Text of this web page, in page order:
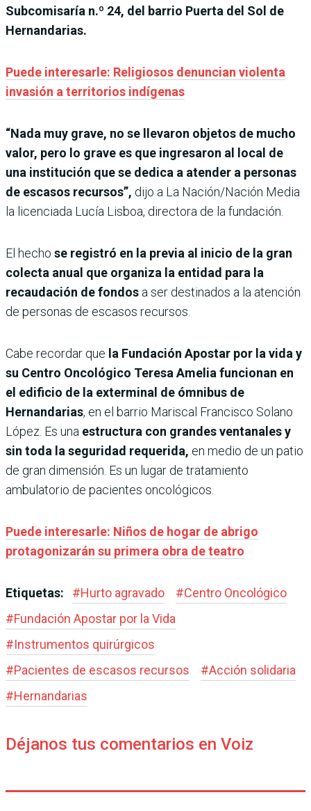
Subcomisaría n.º 24, del barrio Puerta del Sol de
Hernandarias.
Puede interesarle: Religiosos denuncian violenta
invasión a territorios indígenas
“Nada muy grave, no se llevaron objetos de mucho
valor, pero lo grave es que ingresaron al local de
una institución que se dedica a atender a personas
de escasos recursos”, dijo a La Nación/Nación Media
la licenciada Lucía Lisboa, directora de la fundación.
El hecho se registró en la previa al inicio de la gran
colecta anual que organiza la entidad para la
recaudación de fondos a ser destinados a la atención
de personas de escasos recursos.
Cabe recordar que la Fundación Apostar por la vida y
su Centro Oncológico Teresa Amelia funcionan en
el edificio de la exterminal de ómnibus de
Hernandarias, en el barrio Mariscal Francisco Solano
López. Es una estructura con grandes ventanales y
sin toda la seguridad requerida, en medio de un patio
de gran dimensión. Es un lugar de tratamiento
ambulatorio de pacientes oncológicos.
Puede interesarle: Niños de hogar de abrigo
protagonizarán su primera obra de teatro
Etiquetas: #Hurto agravado #Centro Oncológico
#Fundación Apostar por la Vida
#Instrumentos quirúrgicos
#Pacientes de escasos recursos #Acción solidaria
#Hernandarias
Déjanos tus comentarios en Voiz